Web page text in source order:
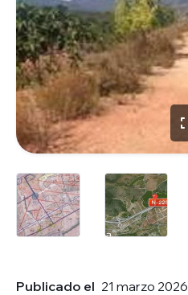
Publicado el 21 marzo 2026